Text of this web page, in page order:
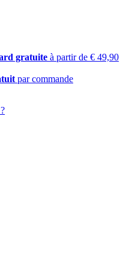
gratuite à partir de € 49,90
par commande